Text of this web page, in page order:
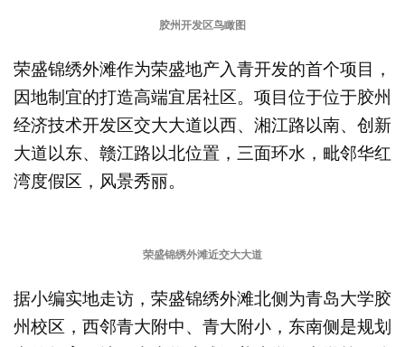
胶州开发区鸟瞰图
荣盛锦绣外滩作为荣盛地产入青开发的首个项目，
因地制宜的打造高端宜居社区。项目位于位于胶州
经济技术开发区交大大道以西、湘江路以南、创新
大道以东、赣江路以北位置，三面环水，毗邻华红
湾度假区，风景秀丽。
荣盛锦绣外滩近交大大道
据小编实地走访，荣盛锦绣外滩北侧为青岛大学胶
州校区，西邻青大附中、青大附小，东南侧是规划